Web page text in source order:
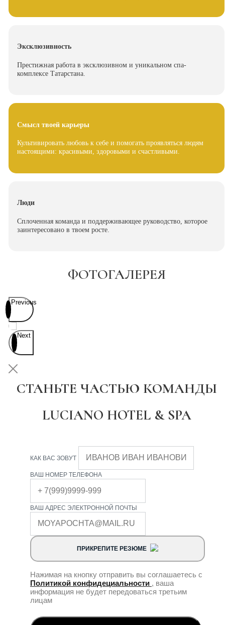
Эксклюзивность
Престижная работа в эксклюзивном и уникальном спа-
комплексе Татарстана.
Смысл твоей карьеры
Культивировать любовь к себе и помогать проявляться людям
настоящими: красивыми, здоровыми и счастливыми.
Люди
Сплоченная команда и поддерживающее руководство, которое
заинтересовано в твоем росте.
ФОТОГАЛЕРЕЯ
Previous
Next
СТАНЬТЕ ЧАСТЬЮ КОМАНДЫ
LUCIANO HOTEL & SPA
КАК ВАС ЗОВУТ
ВАШ НОМЕР ТЕЛЕФОНА
ВАШ АДРЕС ЭЛЕКТРОННОЙ ПОЧТЫ
ПРИКРЕПИТЕ РЕЗЮМЕ
Нажимая на кнопку отправить вы соглашаетесь с
Политикой конфидециальности , ваша
информация не будет передоваться третьим
лицам